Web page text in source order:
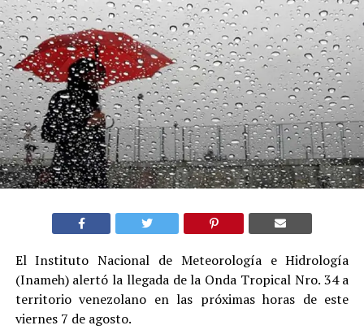
El Instituto Nacional de Meteorología e Hidrología
(Inameh) alertó la llegada de la Onda Tropical Nro. 34 a
territorio venezolano en las próximas horas de este
viernes 7 de agosto.